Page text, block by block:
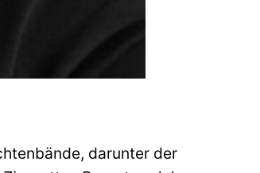
darunter der